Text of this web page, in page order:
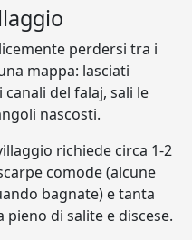
perdersi tra i
mappa: lasciati
del falaj, sali le
nascosti.
richiede circa 1-2
comode (alcune
bagnate) e tanta
di salite e discese.